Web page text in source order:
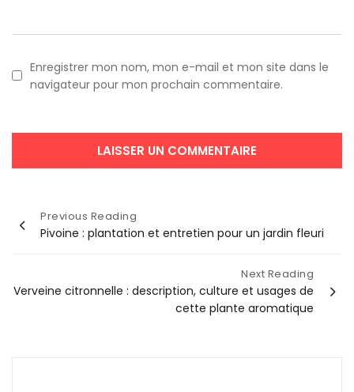
Enregistrer mon nom, mon e-mail et mon site dans le
navigateur pour mon prochain commentaire.
Navigation
Previous Reading
Pivoine : plantation et entretien pour un jardin fleuri
Next Reading
Verveine citronnelle : description, culture et usages de
cette plante aromatique